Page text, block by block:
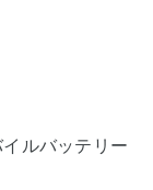
ルバッテリー